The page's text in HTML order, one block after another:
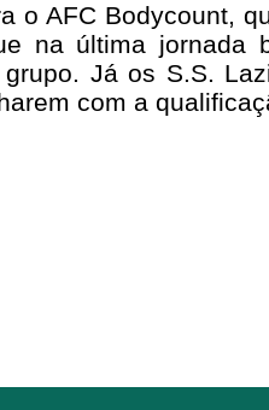
o AFC Bodycount,
na última jornada
Já os S.S.
com a